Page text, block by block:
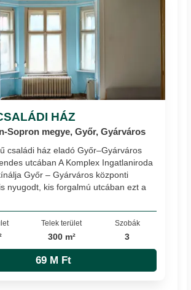
HÁZ
Sopron megye, Győr, Gyárváros
családi ház eladó Győr–Gyárváros
utcában A Komplex Ingatlaniroda
Győr – Gyárváros központi
nyugodt, kis forgalmú utcában ezt a
Telek terület
300 m²
Szobák
3
69 M Ft